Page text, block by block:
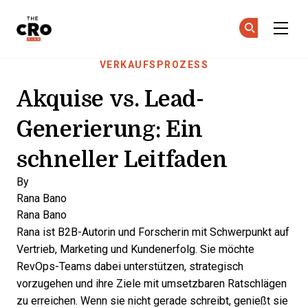
VERKAUFSPROZESS
Akquise vs. Lead-
Generierung: Ein
schneller Leitfaden
By
Rana Bano
Rana Bano
Rana ist B2B-Autorin und Forscherin mit Schwerpunkt auf
Vertrieb, Marketing und Kundenerfolg. Sie möchte
RevOps-Teams dabei unterstützen, strategisch
vorzugehen und ihre Ziele mit umsetzbaren Ratschlägen
zu erreichen. Wenn sie nicht gerade schreibt, genießt sie